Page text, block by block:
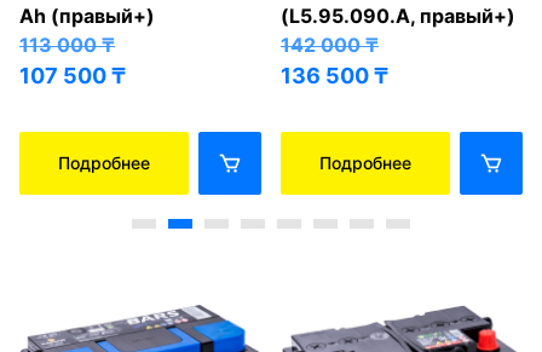
Ah (правый+)
113 000₸
107 500₸
Подробнее
(L5.95.090.A, правый+)
142 000₸
136 500₸
Подробнее